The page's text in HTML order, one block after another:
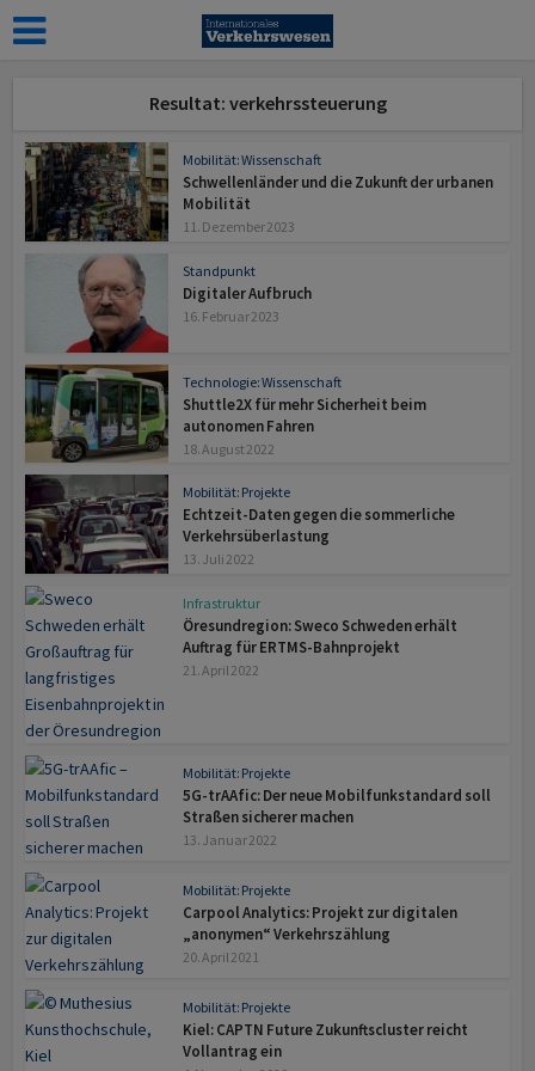
Resultat: verkehrssteuerung
Mobilität: Wissenschaft
Schwellenländer und die Zukunft der urbanen
Mobilität
11. Dezember 2023
Standpunkt
Digitaler Aufbruch
16. Februar 2023
Technologie: Wissenschaft
Shuttle2X für mehr Sicherheit beim
autonomen Fahren
18. August 2022
Mobilität: Projekte
Echtzeit-Daten gegen die sommerliche
Verkehrsüberlastung
13. Juli 2022
Infrastruktur
Öresundregion: Sweco Schweden erhält
Auftrag für ERTMS-Bahnprojekt
21. April 2022
Mobilität: Projekte
5G-trAAfic: Der neue Mobilfunkstandard soll
Straßen sicherer machen
13. Januar 2022
Mobilität: Projekte
Carpool Analytics: Projekt zur digitalen
„anonymen“ Verkehrszählung
20. April 2021
Mobilität: Projekte
Kiel: CAPTN Future Zukunftscluster reicht
Vollantrag ein